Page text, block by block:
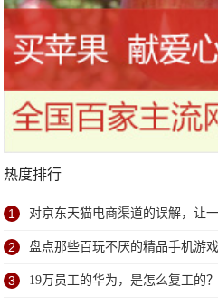
热度排行
1 对京东天猫电商渠道的误解，让
同
2 盘点那些百玩不厌的精品手机游戏
3 19万员工的华为，是怎么复工的？